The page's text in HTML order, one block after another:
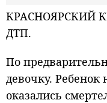
КРАСНОЯРСКИЙ
ДТП.
По
девочку.
оказались